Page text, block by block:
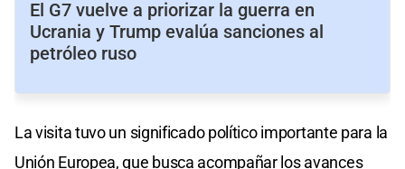
El G7 vuelve a priorizar la guerra en
Ucrania y Trump evalúa sanciones al
petróleo ruso
La visita tuvo un significado político importante para la
Unión Europea, que busca acompañar los avances